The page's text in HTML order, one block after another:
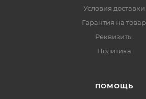
Условия доставки
Гарантия на товар
Реквизиты
Политика
ПОМОЩЬ